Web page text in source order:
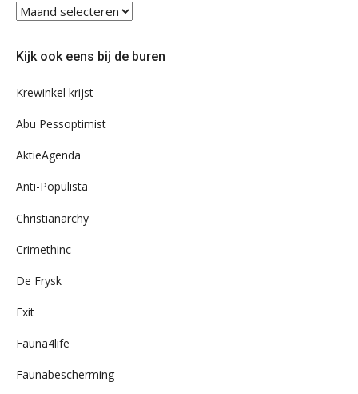
Blader
eens
ons
Kijk ook eens bij de buren
Krewinkel krijst
Abu Pessoptimist
AktieAgenda
Anti-Populista
Christianarchy
Crimethinc
De Frysk
Exit
Fauna4life
Faunabescherming